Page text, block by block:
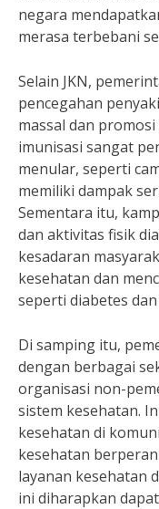
negara
merasa terbebani
Selain JKN,
pencegahan
massal dan
imunisasi sangat
menular, seperti
memiliki dampak
Sementara itu,
dan aktivitas fisik
kesadaran
kesehatan dan
seperti diabetes
Di samping itu,
dengan berbagai
organisasi non-
sistem kesehatan.
kesehatan di
kesehatan
layanan kesehatan
ini diharapkan